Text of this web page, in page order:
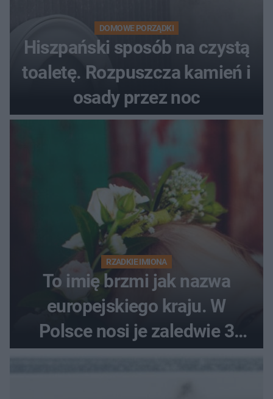
DOMOWE PORZĄDKI
Hiszpański sposób na czystą
toaletę. Rozpuszcza kamień i
osady przez noc
RZADKIE IMIONA
To imię brzmi jak nazwa
europejskiego kraju. W
Polsce nosi je zaledwie 3